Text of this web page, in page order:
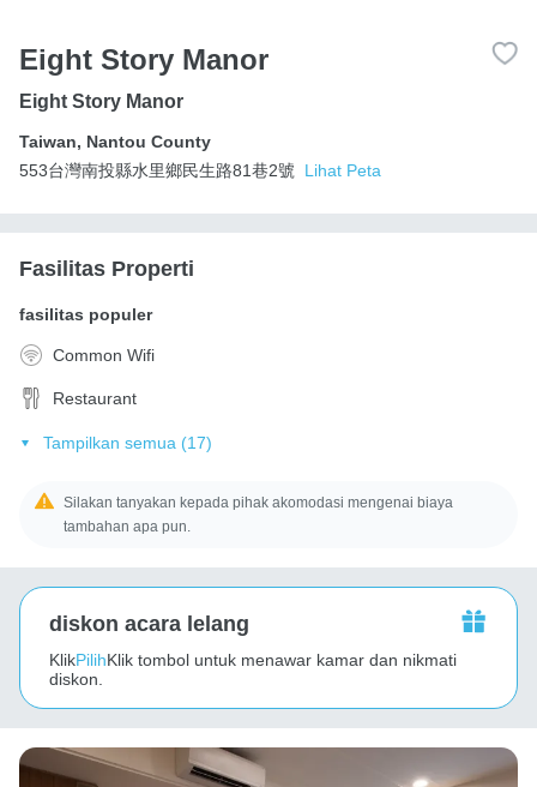
Eight Story Manor
Eight Story Manor
Taiwan, Nantou County
553台灣南投縣水里鄉民生路81巷2號
Lihat Peta
Fasilitas Properti
fasilitas populer
Common Wifi
Restaurant
Tampilkan semua (17)
Silakan tanyakan kepada pihak akomodasi mengenai biaya
tambahan apa pun.
diskon acara lelang
KlikPilihKlik tombol untuk menawar kamar dan nikmati
diskon.